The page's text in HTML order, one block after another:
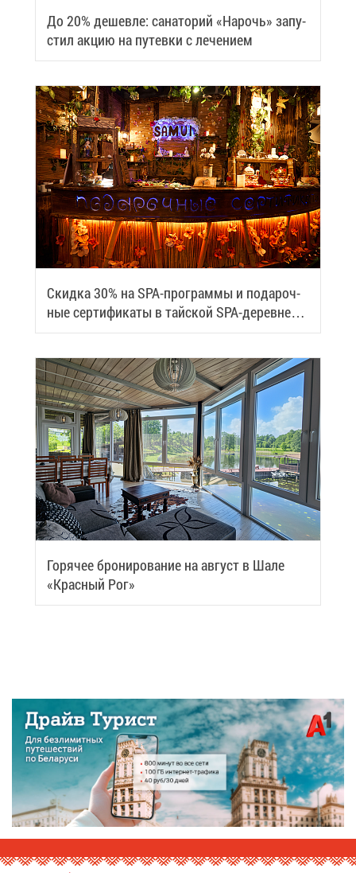
До 20% де­шев­ле: са­на­то­рий «На­рочь» за­пу­
стил ак­цию на пу­тев­ки с ле­че­ни­ем
Скид­ка 30% на SPA-про­грам­мы и по­да­роч­
ные сер­ти­фи­ка­ты в тай­ской SPA-де­ревне
Samui
Го­ря­чее бро­ни­ро­ва­ние на ав­густ в Ша­ле
«Крас­ный Рог»